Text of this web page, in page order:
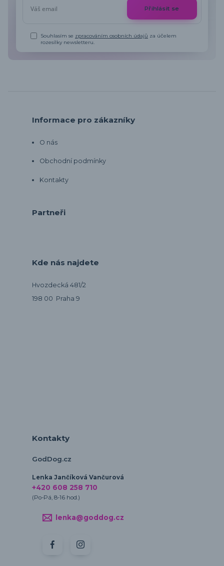
Přihlásit se
Souhlasím se zpracováním osobních údajů za účelem
rozesílky newsletteru.
Informace pro zákazníky
O nás
Obchodní podmínky
Kontakty
Partneři
Kde nás najdete
Hvozdecká 481/2
198 00 Praha 9
Kontakty
GodDog.cz
Lenka Jančíková Vančurová
+420 608 258 710
(Po-Pá, 8-16 hod.)
lenka@goddog.cz